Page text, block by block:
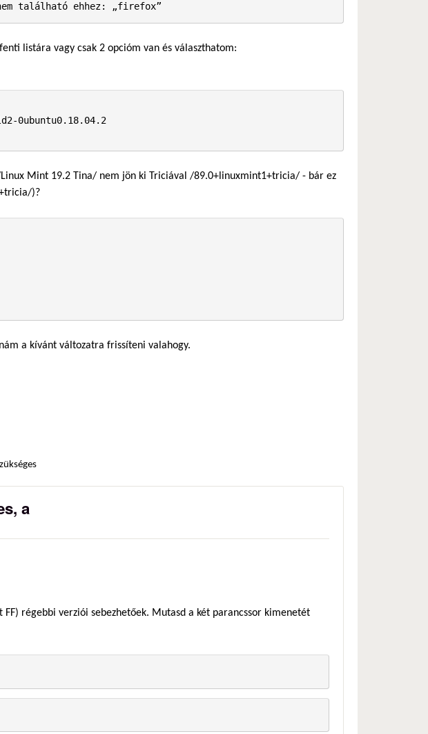
található ehhez: „firefox”
listára vagy csak 2 opcióm van és választhatom:
0ubuntu0.18.04.2
Mint 19.2 Tina/ nem jön ki Triciával /89.0+linuxmint1+tricia/ - bár ez
)?
a kívánt változatra frissíteni valahogy.
a
régebbi verziói sebezhetőek. Mutasd a két parancssor kimenetét